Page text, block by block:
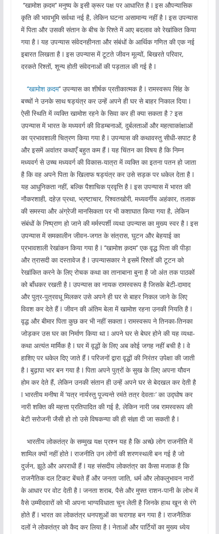
‘’खामोश क़दम’’ मनुष्य के इसी क्रूर पक्ष पर आधारित है I इस औपन्यासिक
कृति की भावभूमि सर्वथा नई है, लेकिन घटना असामान्य नहीं है I इस उपन्यास
में पिता और उसकी संतान के बीच के रिश्ते में आए बदलाव को रेखांकित किया
गया है I यह उपन्यास संवेदनहीनता और संबंधों के आर्थिक गणित की एक नई
इबारत लिखता है I इस उपन्यास में टूटते जीवन मूल्यों, बिखरते परिवार,
दरकते रिश्तों, शून्य होती संवेदनाओं की पड़ताल की गई है I
‘’खामोश क़दम’’ उपन्यास का शीर्षक प्रतीकात्मक है I रामस्वरूप सिंह के
बच्चों ने उनके साथ षड्यंत्र कर उन्हें अपने ही घर से बाहर निकाल दिया I
ऐसी स्थिति में व्यक्ति खामोश रहने के सिवा कर ही क्या सकता है ? इस
उपन्यास में भारत के मध्यवर्ग की विडम्बनाओं, दुर्बलताओं और महत्वाकांक्षाओं
का प्रभावशाली चित्रण किया गया है I उपन्यास की कथावस्तु सीधी-सपाट है
और इसमें अवांतर कथाएँ बहुत कम हैं I यह चिंतन का विषय है कि निम्न
मध्यवर्ग से उच्च मध्यवर्ग की विकास-यात्रा में व्यक्ति का इतना पतन हो जाता
है कि वह अपने पिता के खिलाफ षड्यंत्र कर उसे सड़क पर धकेल देता है I
यह आधुनिकता नहीं, बल्कि पैशाचिक प्रवृत्ति है I इस उपन्यास में भारत की
नौकरशाही, दहेज़ प्रथा, भ्रष्टाचार, रिश्वतखोरी, मध्यवर्गीय अहंकार, तलाक
की समस्या और अंग्रेजी मानसिकता पर भी कशाघात किया गया है, लेकिन
संबंधों के निष्प्राण हो जाने की मर्मस्पर्शी व्यथा उपन्यास का मुख्य स्वर है I इस
उपन्यास में समकालीन जीवन-जगत के संत्रास, घुटन और बेहयाई का
प्रभावशाली रेखांकन किया गया है I ‘’खामोश क़दम’’ एक वृद्ध पिता की पीड़ा
और त्रासदी का दस्तावेज है I उपन्यासकार ने इसमें रिश्तों की टूटन को
रेखांकित करने के लिए रोचक कथा का तानाबाना बुना है जो अंत तक पाठकों
को बाँधकर रखती है I उपन्यास का नायक रामस्वरूप है जिसके बेटी-दामाद
और पुत्र-पुत्रवधू मिलकर उसे अपने ही घर से बाहर निकल जाने के लिए
विवश कर देते हैं I जीवन की अंतिम बेला में खामोश रहना उनकी नियति है I
वृद्ध और बीमार पिता कुछ कर भी नहीं सकता I रामस्वरूप ने तिनका-तिनका
जोड़कर उस घर का निर्माण किया था I अपने घर से बेघर होने की यह व्यथा-
कथा अत्यंत मार्मिक है I घर में वृद्धों के लिए अब कोई जगह नहीं बची है I वे
हाशिए पर धकेल दिए जाते हैं I परिजनों द्वारा वृद्धों की निरंतर उपेक्षा की जाती
है I बुढ़ापा भार बन गया है I पिता अपने पुत्रों के सुख के लिए अपना यौवन
होम कर देते हैं, लेकिन उनकी संतान ही उन्हें अपने घर से बेदखल कर देती है
I भारतीय मनीषा में ‘यत्र नार्यस्तु पूज्यन्ते रमंते तत्र देवताः’ का उद्घोष कर
नारी शक्ति की महत्ता प्रतिपादित की गई है, लेकिन नारी जब रामस्वरूप की
बेटी सरोजनी जैसी हो तो उसे विषकन्या की ही संज्ञा दी जा सकती है I
भारतीय लोकतंत्र के सम्मुख यक्ष प्रश्न यह है कि अच्छे लोग राजनीति में
शामिल क्यों नहीं होते I राजनीति उन लोगों की शरणस्थली बन गई है जो
दुर्जन, झूठे और अपराधी हैं I यह संसदीय लोकतंत्र का कैसा मजाक है कि
राजनैतिक दल टिकट बेंचते हैं और जनता जाति, धर्म और लोकलुभावन नारों
के आधार पर वोट देती है I जनता शराब, पैसे और मुफ्त राशन-पानी के लोभ में
वैसे उम्मीदवारों को भी अपना भाग्यविधाता चुन लेती है जिनके हाथ खून से रंगे
होते हैं I भारत का लोकतंत्र धनपशुओं का चरागाह बन गया है I राजनैतिक
दलों ने लोकतंत्र को कैद कर लिया है I नेताओं और पार्टियों का मुख्य ध्येय